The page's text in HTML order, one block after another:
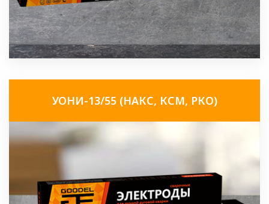
УОНИ-13/55 (НАКС, КСМ, РКО)